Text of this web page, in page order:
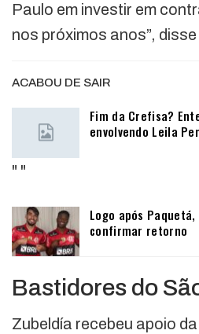
Paulo em investir em
nos próximos anos”,
ACABOU DE SAIR
Fim da Crefisa?
envolvendo Leila
" "
Logo após
confirmar retorno
Bastidores do
Zubeldía recebeu apoio